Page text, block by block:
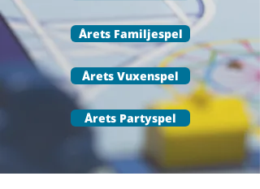
Årets Familjespel
Årets Vuxenspel
Årets Partyspel